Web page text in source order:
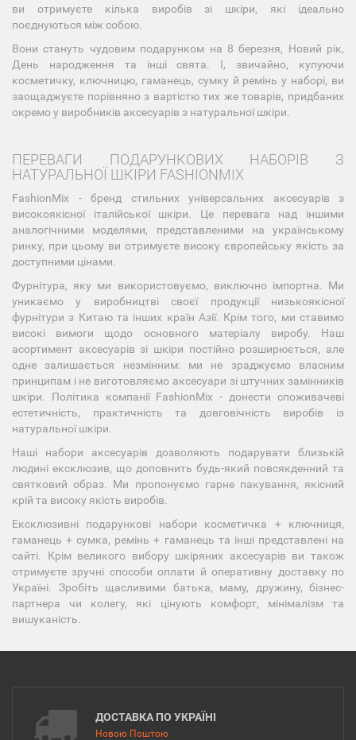
ви отримуєте кілька виробів зі шкіри, які ідеально
поєднуються між собою.
Вони стануть чудовим подарунком на 8 березня, Новий рік,
День народження та інші свята. І, звичайно, купуючи
косметичку, ключницю, гаманець, сумку й ремінь у наборі, ви
заощаджуєте порівняно з вартістю тих же товарів, придбаних
окремо у виробників аксесуарів з натуральної шкіри.
ПЕРЕВАГИ ПОДАРУНКОВИХ НАБОРІВ З
НАТУРАЛЬНОЇ ШКІРИ FASHIONMIX
FashionMix - бренд стильних універсальних аксесуарів з
високоякісної італійської шкіри. Це перевага над іншими
аналогічними моделями, представленими на українському
ринку, при цьому ви отримуєте високу європейську якість за
доступними цінами.
Фурнітура, яку ми використовуємо, виключно імпортна. Ми
уникаємо у виробництві своєї продукції низькоякісної
фурнітури з Китаю та інших країн Азії. Крім того, ми ставимо
високі вимоги щодо основного матеріалу виробу. Наш
асортимент аксесуарів зі шкіри постійно розширюється, але
одне залишається незмінним: ми не зраджуємо власним
принципам і не виготовляємо аксесуари зі штучних замінників
шкіри. Політика компанії FashionMix - донести споживачеві
естетичність, практичність та довговічність виробів із
натуральної шкіри.
Наші набори аксесуарів дозволяють подарувати близькій
людині ексклюзив, що доповнить будь-який повсякденний та
святковий образ. Ми пропонуємо гарне пакування, якісний
крій та високу якість виробів.
Ексклюзивні подарункові набори косметичка + ключниця,
гаманець + сумка, ремінь + гаманець та інші представлені на
сайті. Крім великого вибору шкіряних аксесуарів ви також
отримуєте зручні способи оплати й оперативну доставку по
Україні. Зробіть щасливими батька, маму, дружину, бізнес-
партнера чи колегу, які цінують комфорт, мінімалізм та
вишуканість.
ДОСТАВКА ПО УКРАЇНІ
Новою Поштою